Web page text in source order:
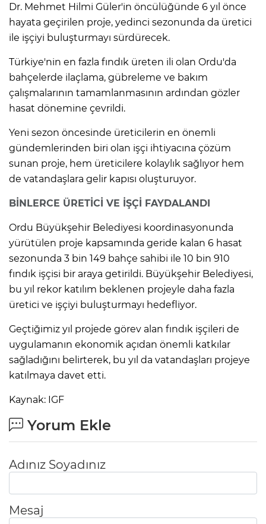
Dr. Mehmet Hilmi Güler'in öncülüğünde 6 yıl önce
hayata geçirilen proje, yedinci sezonunda da üretici
ile işçiyi buluşturmayı sürdürecek.
Türkiye'nin en fazla fındık üreten ili olan Ordu'da
bahçelerde ilaçlama, gübreleme ve bakım
çalışmalarının tamamlanmasının ardından gözler
hasat dönemine çevrildi.
Yeni sezon öncesinde üreticilerin en önemli
gündemlerinden biri olan işçi ihtiyacına çözüm
sunan proje, hem üreticilere kolaylık sağlıyor hem
de vatandaşlara gelir kapısı oluşturuyor.
BİNLERCE ÜRETİCİ VE İŞÇİ FAYDALANDI
Ordu Büyükşehir Belediyesi koordinasyonunda
yürütülen proje kapsamında geride kalan 6 hasat
sezonunda 3 bin 149 bahçe sahibi ile 10 bin 910
fındık işçisi bir araya getirildi. Büyükşehir Belediyesi,
bu yıl rekor katılım beklenen projeyle daha fazla
üretici ve işçiyi buluşturmayı hedefliyor.
Geçtiğimiz yıl projede görev alan fındık işçileri de
uygulamanın ekonomik açıdan önemli katkılar
sağladığını belirterek, bu yıl da vatandaşları projeye
katılmaya davet etti.
Kaynak: IGF
Yorum Ekle
Adınız Soyadınız
Mesaj